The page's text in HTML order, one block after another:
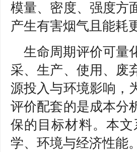
模量、密度、强度方
产生有害烟气且能耗
生命周期评价可量
采、生产、使用、废
源投入与环境影响，
评价配套的是成本分
保的目标材料。本
学、环境与经济性能。